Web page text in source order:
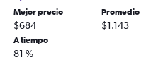
Mejor precio
$684
Promedio
$1.143
A tiempo
81 %